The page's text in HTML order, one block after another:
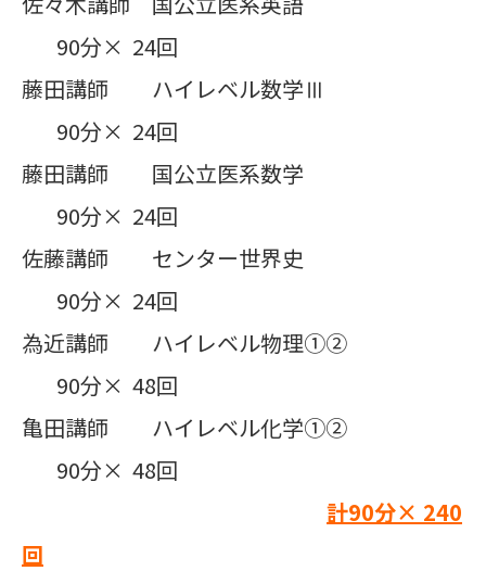
90分× 24回
藤田講師 ハイレベル数学Ⅲ
90分× 24回
藤田講師 国公立医系数学
90分× 24回
佐藤講師 センター世界史
90分× 24回
為近講師 ハイレベル物理①②
90分× 48回
亀田講師 ハイレベル化学①②
90分× 48回
計90分× 240
回